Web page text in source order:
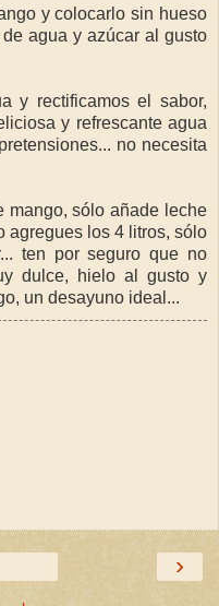
y colocarlo sin hueso
agua y azúcar al gusto
y rectificamos el sabor,
y refrescante agua
no necesita
mango, sólo añade leche
agregues los 4 litros, sólo
ten por seguro que no
dulce, hielo al gusto y
un desayuno ideal...
›